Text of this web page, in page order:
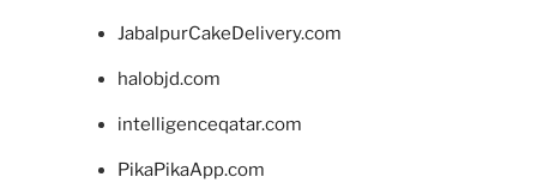
JabalpurCakeDelivery.com
halobjd.com
intelligenceqatar.com
PikaPikaApp.com